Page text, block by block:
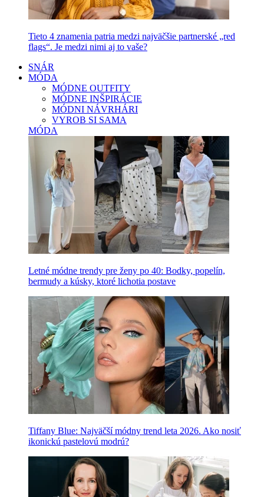
Tieto 4 znamenia patria medzi najväčšie partnerské „red
flags“. Je medzi nimi aj to vaše?
SNÁR
MÓDA
MÓDNE OUTFITY
MÓDNE INŠPIRÁCIE
MÓDNI NÁVRHÁRI
VYROB SI SAMA
MÓDA
Letné módne trendy pre ženy po 40: Bodky, popelín,
bermudy a kúsky, ktoré lichotia postave
Tiffany Blue: Najväčší módny trend leta 2026. Ako nosiť
ikonickú pastelovú modrú?